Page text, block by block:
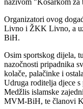
nazivom "Košarkom za
Organizatori ovog
Livno i ŽKK Livno, a
BiH.
Osim sportskog dijela,
nazočnosti pripadnika
kolače, palačinke i
Udruga roditelja djece
Medžlis islamske
MVM-BiH, te članovi